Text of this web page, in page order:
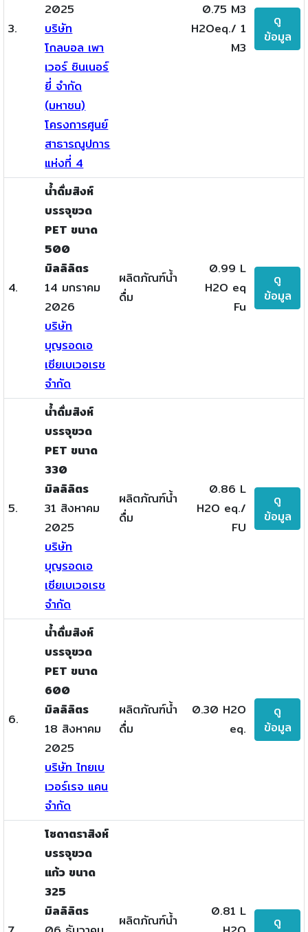
3.
2025
บริษัท
โกลบอล เพา
เวอร์ ซินเนอร์
ยี่ จำกัด
(มหาชน)
โครงการศูนย์
สาธารณูปการ
แห่งที่ 4
0.75 M3
H2Oeq./ 1
M3
ดู
ข้อมูล
4.
น้ำดื่มสิงห์
บรรจุขวด
PET ขนาด
500
มิลลิลิตร
14 มกราคม
2026
บริษัท
บุญรอดเอ
เซียเบเวอเรช
จำกัด
ผลิตภัณฑ์น้ำ
ดื่ม
0.99 L
H2O eq
Fu
ดู
ข้อมูล
5.
น้ำดื่มสิงห์
บรรจุขวด
PET ขนาด
330
มิลลิลิตร
31 สิงหาคม
2025
บริษัท
บุญรอดเอ
เซียเบเวอเรช
จำกัด
ผลิตภัณฑ์น้ำ
ดื่ม
0.86 L
H2O eq./
FU
ดู
ข้อมูล
6.
น้ำดื่มสิงห์
บรรจุขวด
PET ขนาด
600
มิลลิลิตร
18 สิงหาคม
2025
บริษัท ไทยเบ
เวอร์เรจ แคน
จำกัด
ผลิตภัณฑ์น้ำ
ดื่ม
0.30 H2O
eq.
ดู
ข้อมูล
โซดาตราสิงห์
บรรจุขวด
แก้ว ขนาด
325
มิลลิลิตร
ผลิตภัณฑ์น้ำ
0.81 L
ดู